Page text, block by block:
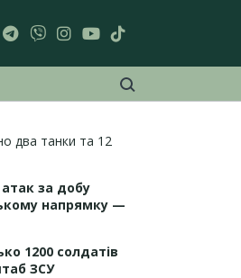
два танки та 12
за добу
напрямку —
1200 солдатів
ЗСУ